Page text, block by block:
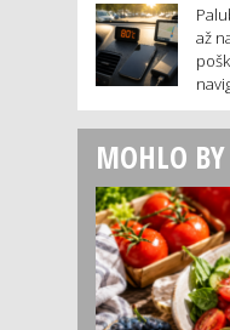
až
MOHLO